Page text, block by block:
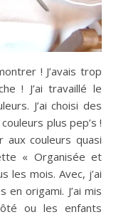
! J’avais trop
! J’ai travaillé le
J’ai choisi des
plus pep’s !
aux couleurs quasi
« Organisée et
les mois. Avec, j’ai
origami. J’ai mis
ou les enfants